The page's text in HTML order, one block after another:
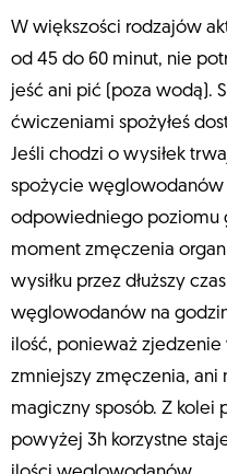
W większości rodzajów
od 45 do 60 minut, nie
jeść ani pić (poza wodą).
ćwiczeniami spożyłeś
Jeśli chodzi o wysiłek
spożycie
odpowiedniego poziomu
moment zmęczenia
wysiłku przez dłuższy
węglowodanów na
ilość, ponieważ
zmniejszy zmęczenia,
magiczny sposób. Z kolei
powyżej 3h korzystne